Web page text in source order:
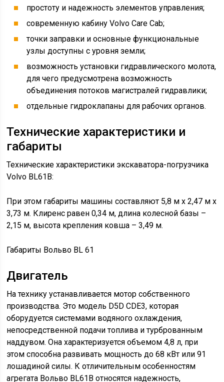
простоту и надежность элементов управления;
современную кабину Volvo Care Cab;
точки заправки и основные функциональные
узлы доступны с уровня земли;
возможность установки гидравлического молота,
для чего предусмотрена возможность
объединения потоков магистралей гидравлики;
отдельные гидроклапаны для рабочих органов.
Технические характеристики и
габариты
Технические характеристики экскаватора-погрузчика
Volvo BL61B:
При этом габариты машины составляют 5,8 м х 2,47 м х
3,73 м. Клиренс равен 0,34 м, длина колесной базы –
2,15 м, высота крепления ковша – 3,49 м.
Габариты Вольво BL 61
Двигатель
На технику устанавливается мотор собственного
производства. Это модель D5D CDE3, которая
оборудуется системами водяного охлаждения,
непосредственной подачи топлива и турброванным
наддувом. Она характеризуется объемом 4,8 л, при
этом способна развивать мощность до 68 кВт или 91
лошадиной силы. К отличительным особенностям
агрегата Вольво BL61B относятся надежность,